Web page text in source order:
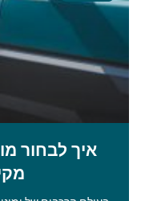
איך לבחור